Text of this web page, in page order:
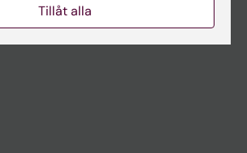
Tillåt alla